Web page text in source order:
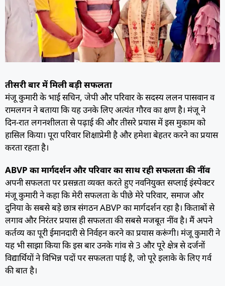
तीसरी बार में मिली बड़ी सफलता
मंजू कुमारी के भाई सचिन, जेपी और परिवार के सदस्य ललन पासवान व
रामलगन ने बताया कि यह उनके लिए अत्यंत गौरव का क्षण है। मंजू ने
दिन-रात लगनशीलता से पढ़ाई की और तीसरे प्रयास में इस मुकाम को
हासिल किया। पूरा परिवार शिक्षाप्रेमी है और हमेशा बेहतर करने का प्रयास
करता रहता है।
ABVP का मार्गदर्शन और परिवार का साथ रही सफलता की नींव
अपनी सफलता पर प्रसन्नता व्यक्त करते हुए नवनियुक्त सप्लाई इंस्पेक्टर
मंजू कुमारी ने कहा कि मेरी सफलता के पीछे मेरे परिवार, समाज और
दुनिया के सबसे बड़े छात्र संगठन ABVP का मार्गदर्शन रहा है। किताबों से
लगाव और निरंतर प्रयास ही सफलता की सबसे मजबूत नींव है। मैं अपने
कर्तव्य का पूरी ईमानदारी से निर्वहन करने का प्रयास करूंगी। मंजू कुमारी ने
यह भी साझा किया कि इस बार उनके गांव से 3 और पूरे क्षेत्र से दर्जनों
विद्यार्थियों ने विभिन्न पदों पर सफलता पाई है, जो पूरे इलाके के लिए गर्व
की बात है।